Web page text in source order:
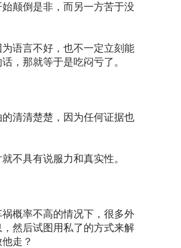
颠倒是非，而另一方苦于没
语言不好，也不一定立刻能
，那就等于是吃闷亏了。
清清楚楚，因为任何证据也
不具有说服力和真实性。
概率不高的情况下，很多外
然后试图用私了的方式来解
走？